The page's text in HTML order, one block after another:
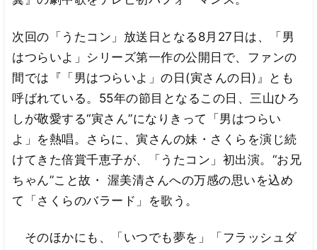
次回の「うたコン」放送日となる8月27日は、「男
はつらいよ」シリーズ第一作の公開日で、ファンの
間では『「男はつらいよ」の日(寅さんの日)』とも
呼ばれている。55年の節目となるこの日、三山ひろ
しが敬愛する“寅さん”になりきって「男はつらい
よ」を熱唱。さらに、寅さんの妹・さくらを演じ続
けてきた倍賞千恵子が、「うたコン」初出演。“お兄
ちゃん”こと故・ 渥美清さんへの万感の思いを込め
て「さくらのバラード」を歌う。
そのほかにも、「いつでも夢を」「フラッシュダ